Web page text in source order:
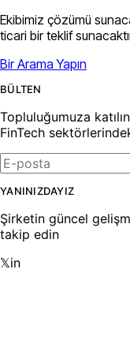
Ekibimiz çözümü
ticari bir teklif
Bir Arama Yapın
BÜLTEN
Topluluğumuza
FinTech
YANINIZDAYIZ
Şirketin güncel
takip edin
𝕏in